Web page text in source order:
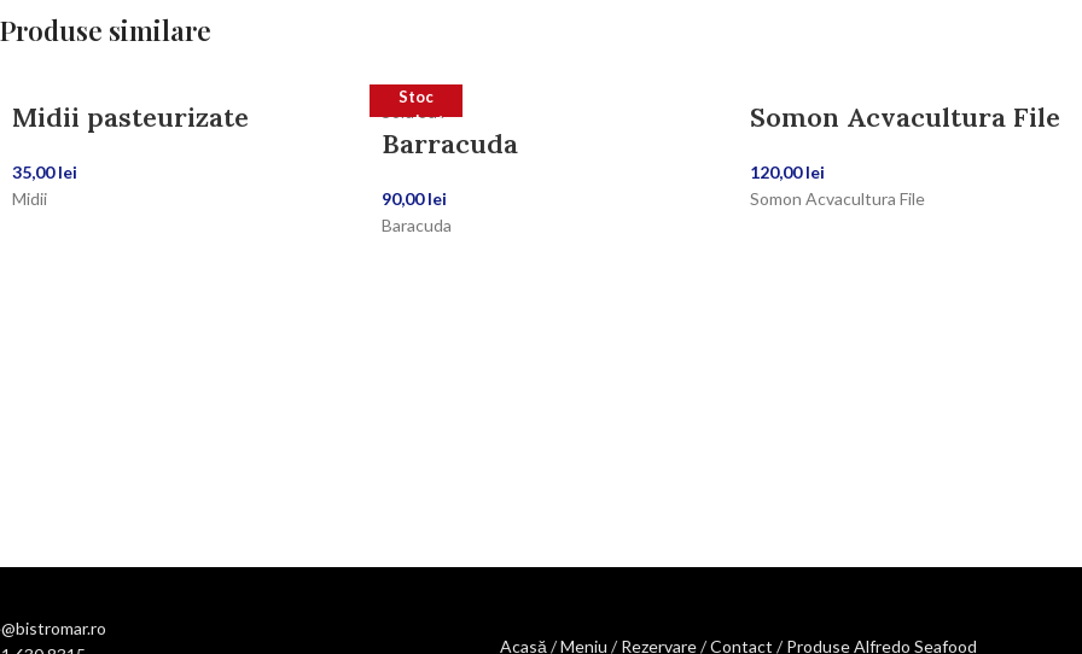
Produse similare
Midii pasteurizate
35,00lei
Midii
Stoc
epuizat
Sold out
Barracuda
90,00lei
Baracuda
Somon Acvacultura File
120,00lei
Somon Acvacultura File
Acasă /Meniu / Rezervare/Contact / Produse Alfredo Seafood